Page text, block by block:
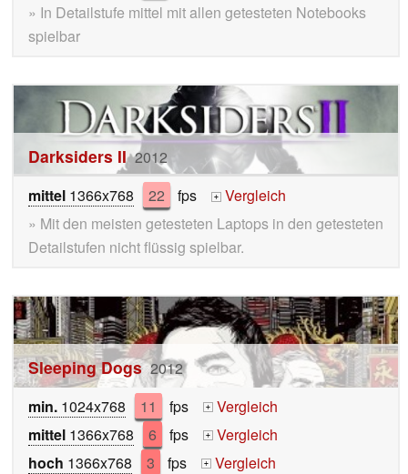
» In Detailstufe mittel mit allen getesteten Notebooks
spielbar
Darksiders II 2012
mittel 1366x768 22 fps +
Vergleich
» Mit den meisten getesteten Laptops in den getesteten
Detailstufen nicht flüssig spielbar.
Sleeping Dogs 2012
min. 1024x768 11 fps +
Vergleich
mittel 1366x768 6 fps +
Vergleich
hoch 1366x768 3 fps +
Vergleich